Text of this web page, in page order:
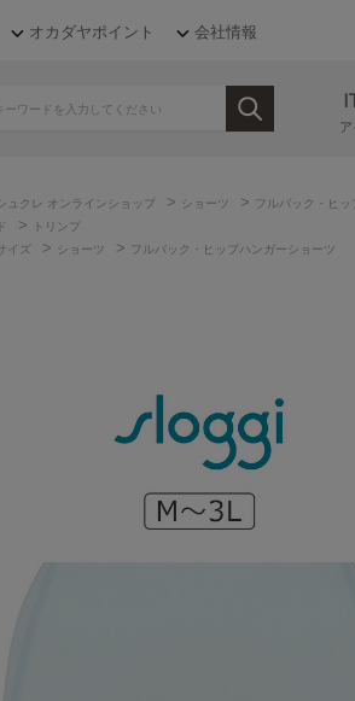
オカダヤポイント 会社情報
ア
ュクレ オンラインショップ > ショーツ > フルバック・ヒ
>
トリンプ
イズ > ショーツ > フルバック・ヒップハンガーショーツ